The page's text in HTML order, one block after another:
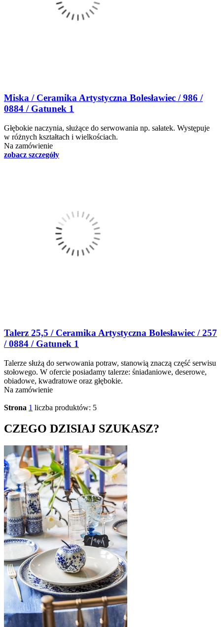
Miska / Ceramika Artystyczna Bolesławiec / 986 /
0884 / Gatunek 1
Głębokie naczynia, służące do serwowania np. sałatek. Występuje
w różnych kształtach i wielkościach.
Na zamówienie
zobacz szczegóły
Talerz 25,5 / Ceramika Artystyczna Bolesławiec / 257
/ 0884 / Gatunek 1
Talerze służą do serwowania potraw, stanowią znaczą część serwisu
stołowego. W ofercie posiadamy talerze: śniadaniowe, deserowe,
obiadowe, kwadratowe oraz głębokie.
Na zamówienie
Strona 1 liczba produktów: 5
CZEGO DZISIAJ SZUKASZ?